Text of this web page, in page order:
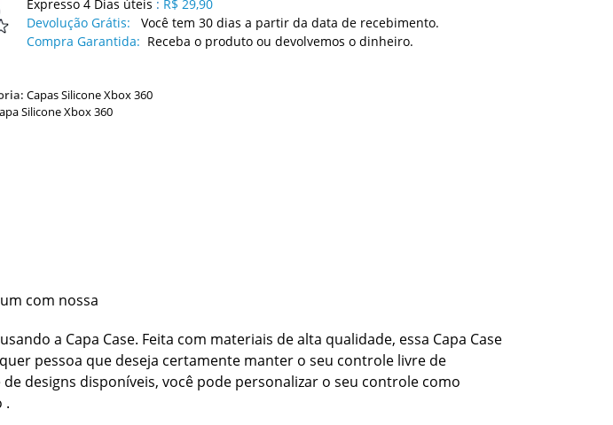
Expresso 4 Dias úteis : R$ 29,90
Devolução Grátis:
Você tem 30 dias a partir da data de recebimento.
Compra Garantida: Receba o produto ou devolvemos o dinheiro.
Capas Silicone Xbox 360
Silicone Xbox 360
com nossa
a Capa Case. Feita com materiais de alta qualidade, essa Capa Case
pessoa que deseja certamente manter o seu controle livre de
designs disponíveis, você pode personalizar o seu controle como
.